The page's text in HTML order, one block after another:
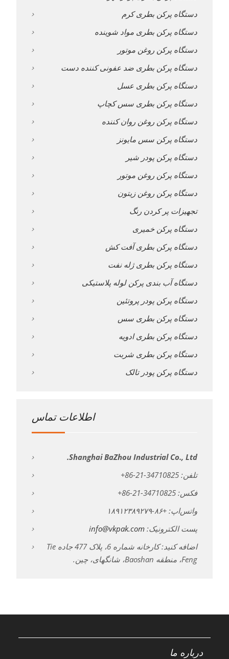
دستگاه پرکن بطری کرم
دستگاه پرکن بطری مواد شوینده
دستگاه پرکن روغن موتور
دستگاه پرکن بطری ضد عفونی کننده دست
دستگاه پرکن بطری عسل
دستگاه پرکن بطری سس کچاپ
دستگاه پرکن روغن روان کننده
دستگاه پرکن سس مایونز
دستگاه پرکن پودر شیر
دستگاه پرکن روغن موتور
دستگاه پرکن روغن زیتون
تجهیزات پر کردن رنگ
دستگاه پرکن خمیری
دستگاه پرکن بطری آفت کش
دستگاه پرکن بطری ژله نفت
دستگاه آب بندی پرکن لوله پلاستیکی
دستگاه پرکن پودر پروتئین
دستگاه پرکن بطری سس
دستگاه پرکن بطری ادویه
دستگاه پرکن بطری شربت
دستگاه پرکن پودر تالک
اطلاعات تماس
Shanghai BaZhou Industrial Co., Ltd.
تلفن: 34710825-21-86+
فکس: 34710825-21-86+
واتس‌اپ: +۸۶-۱۸۹۱۲۳۸۹۲۷۹
پست الکترونیک: info@vkpak.com
اضافه کنید: کارخانه شماره 6، پلاک 477 جاده Tie
Feng، منطقه Baoshan، شانگهای، چین.
درباره ما